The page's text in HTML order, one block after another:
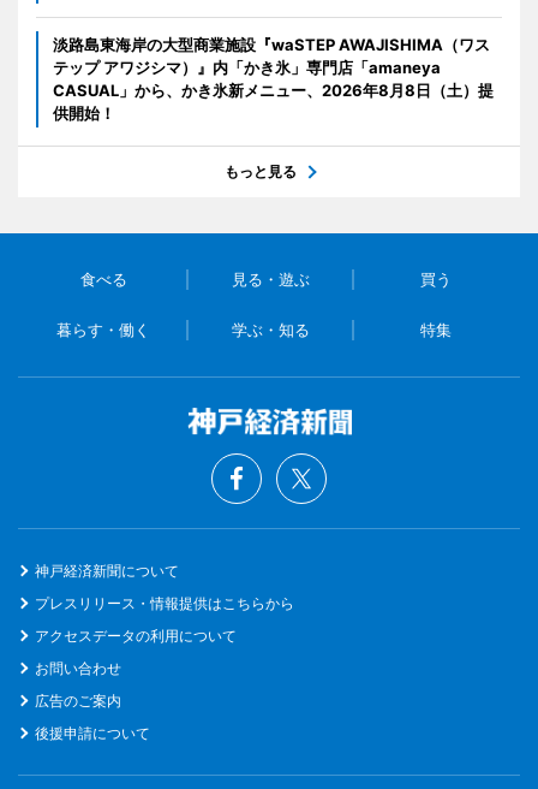
淡路島東海岸の大型商業施設『waSTEP AWAJISHIMA（ワス
テップ アワジシマ）』内「かき氷」専門店「amaneya
CASUAL」から、かき氷新メニュー、2026年8月8日（土）提
供開始！
もっと見る
食べる 見る・遊ぶ 買う
暮らす・働く 学ぶ・知る 特集
神戸経済新聞について
プレスリリース・情報提供はこちらから
アクセスデータの利用について
お問い合わせ
広告のご案内
後援申請について